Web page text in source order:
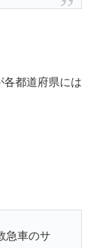
各都道府県には
急車のサ